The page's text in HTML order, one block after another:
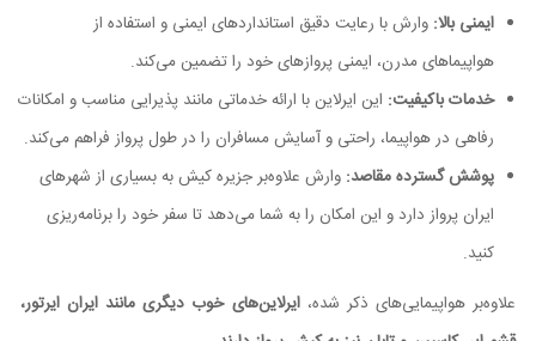
ایمنی بالا: وارش با رعایت دقیق استانداردهای ایمنی و استفاده از
هواپیماهای مدرن، ایمنی پروازهای خود را تضمین می‌کند.
خدمات باکیفیت: این ایرلاین با ارائه خدماتی مانند پذیرایی مناسب و امکانات
رفاهی در هواپیما، راحتی و آسایش مسافران را در طول پرواز فراهم می‌کند.
پوشش گسترده مقاصد: وارش علاوه‌بر جزیره کیش به بسیاری از شهرهای
ایران پرواز دارد و این امکان را به شما می‌دهد تا سفر خود را برنامه‌ریزی
کنید.
علاوه‌بر هواپیمایی‌های ذکر شده،ایرلاین‌های خوب دیگری مانند ایران ایرتور،